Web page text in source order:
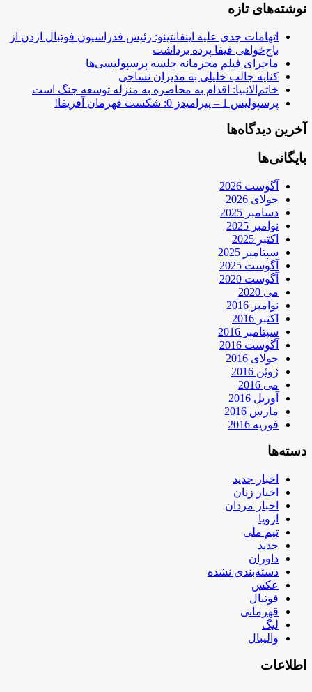
نوشته‌های تازه
اتهامات جدی علیه اینفانتینو: رئیس فدراسیون فوتبال اردن از
باج‌خواهی فیفا پرده برداشت
ماجرای فیلم محرمانه جلسه پرسپولیسی‌ها
کنایه جالب خلیلی به مدیران نساجی
خاتم‌الانبیا: اقدام به محاصره به منزله توسعه جنگ است
پرسپولیس 1 – پیرامیدز 0: شکست قهرمان آفریقا!
آخرین دیدگاه‌ها
بایگانی‌ها
آگوست 2026
جولای 2026
دسامبر 2025
نوامبر 2025
اکتبر 2025
سپتامبر 2025
آگوست 2025
آگوست 2020
می 2020
نوامبر 2016
اکتبر 2016
سپتامبر 2016
آگوست 2016
جولای 2016
ژوئن 2016
می 2016
آوریل 2016
مارس 2016
فوریه 2016
دسته‌ها
اخبار جدید
اخبار زنان
اخبار مردان
اروپا
تیم ملی
جدید
داوران
دسته‌بندی نشده
عکس
فوتبال
قهرمانی
لیگ
والیبال
اطلاعات